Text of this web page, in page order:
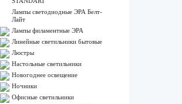
Лампы светодиодные ЭРА Белт-
Лайт
Лампы филаментные ЭРА
Линейные светильники бытовые
Люстры
Настольные светильники
Новогоднее освещение
Ночники
Офисные светильники